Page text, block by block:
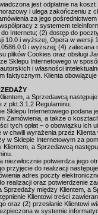
jest odpłatnie na
i ulega zakończeniu z
za jego
z systemem
Internetu; (2) dostęp do
10.0 i wyższej, Opera w
i wyższej; (4)
plików Cookies oraz obsługi
Sklepu Internetowego w
i własności
faktycznym. Klienta
a Sprzedawcą
pkt.3.1.2 Regulaminu.
Sklepu Internetowego podana
Zamówienia, a także o
tych opłat – o obowiązku ich
chwili wyrażenia przez
w Sklepie Internetowym za
a Sprzedawcą
niezwłocznie potwierdza jego
przyjęcie do realizacji
adres poczty
realizacji oraz potwierdzenie
między Klientem, a
Klientowi treści
oraz (2) przesłanie Klientowi
w systemie